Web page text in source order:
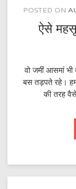
POSTED ON
ऐसे
वो जमीं आसमां
बस तड़पते रहे।
की तरह